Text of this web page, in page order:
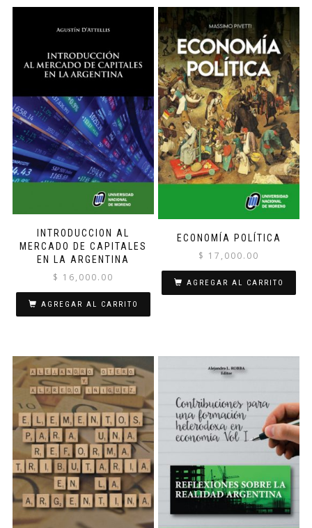
INTRODUCCION AL
MERCADO DE CAPITALES
EN LA ARGENTINA
$ 16,000.00
AGREGAR AL CARRITO
ECONOMÍA POLÍTICA
$ 17,000.00
AGREGAR AL CARRITO